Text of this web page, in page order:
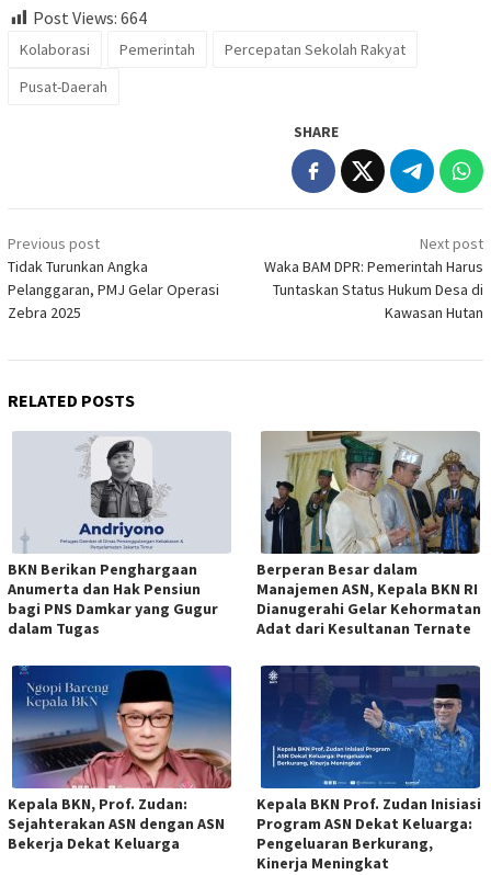
Post Views: 664
Kolaborasi Pemerintah
Percepatan Sekolah Rakyat
Pusat-Daerah
SHARE
Post
navigation
Previous post
Tidak Turunkan Angka
Pelanggaran, PMJ Gelar Operasi
Zebra 2025
Next post
Waka BAM DPR: Pemerintah Harus
Tuntaskan Status Hukum Desa di
Kawasan Hutan
RELATED POSTS
BKN Berikan Penghargaan
Anumerta dan Hak Pensiun
bagi PNS Damkar yang Gugur
dalam Tugas
Berperan Besar dalam
Manajemen ASN, Kepala BKN RI
Dianugerahi Gelar Kehormatan
Adat dari Kesultanan Ternate
Kepala BKN, Prof. Zudan:
Sejahterakan ASN dengan ASN
Bekerja Dekat Keluarga
Kepala BKN Prof. Zudan Inisiasi
Program ASN Dekat Keluarga:
Pengeluaran Berkurang,
Kinerja Meningkat